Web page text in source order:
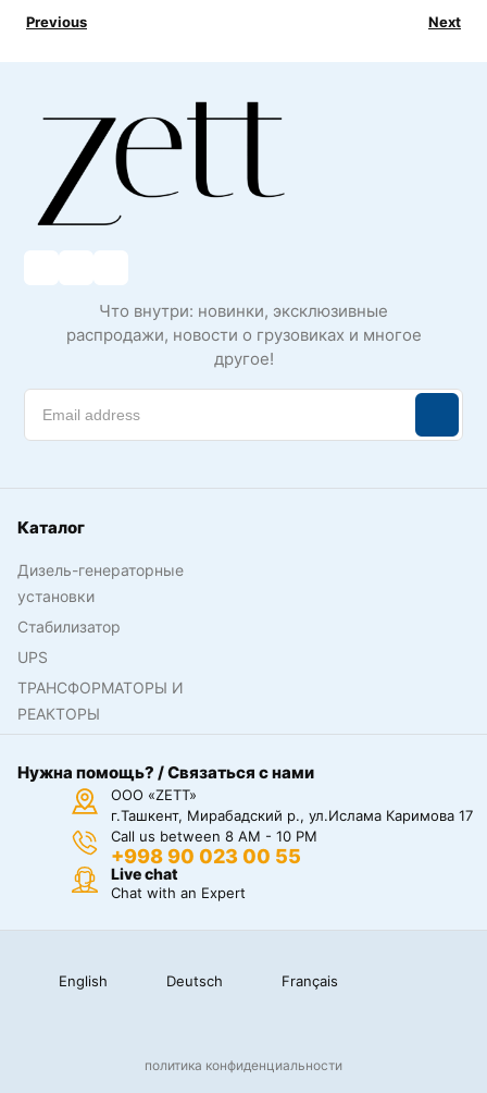
Previous Next
Что внутри: новинки, эксклюзивные
распродажи, новости о грузовиках и многое
другое!
Каталог
Дизель-генераторные
установки
Стабилизатор
UPS
ТРАНСФОРМАТОРЫ И
РЕАКТОРЫ
Нужна помощь? / Связаться с нами
ООО «ZETT»
г.Ташкент, Мирабадский р., ул.Ислама Каримова 17
Call us between 8 AM - 10 PM
+998 90 023 00 55
Live chat
Chat with an Expert
English Deutsch Français
политика конфиденциальности